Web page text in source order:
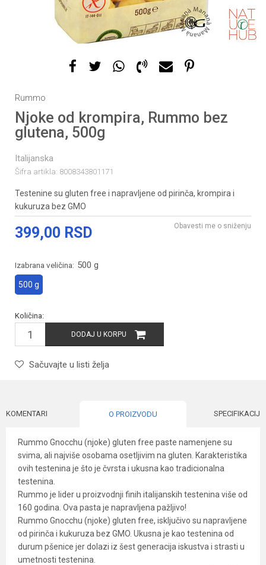
Rummo
Njoke od krompira, Rummo bez
glutena, 500g
Italijanska
Šifra artikla: 8008343801171
Testenine su gluten free i napravljene od pirinča, krompira i
kukuruza bez GMO
399,00 RSD Obavesti me o sniženju
Izabrana veličina: 500 g
500 g
Količina:
DODAJ U KORPU
Sačuvajte u listi želja
KOMENTARI O PROIZVODU SPECIFIKACIJA
Rummo Gnocchu (njoke) gluten free paste namenjene su
svima, ali najviše osobama osetljivim na gluten. Karakteristika
ovih testenina je što je čvrsta i ukusna kao tradicionalna
testenina.
Rummo je lider u proizvodnji finih italijanskih testenina više od
160 godina. Ova pasta je napravljena pažljivo!
Rummo Gnocchu (njoke) gluten free, isključivo su napravljene
od pirinča i kukuruza bez GMO. Ukusna je kao testenina od
durum pšenice jer dolazi iz šest generacija iskustva i strasti u
umetnosti testenina.